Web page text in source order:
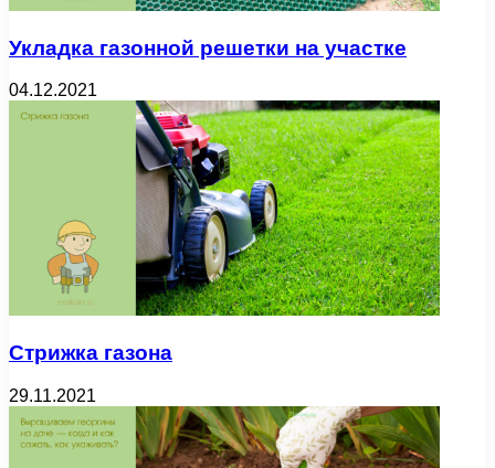
Укладка газонной решетки на участке
04.12.2021
Стрижка газона
29.11.2021